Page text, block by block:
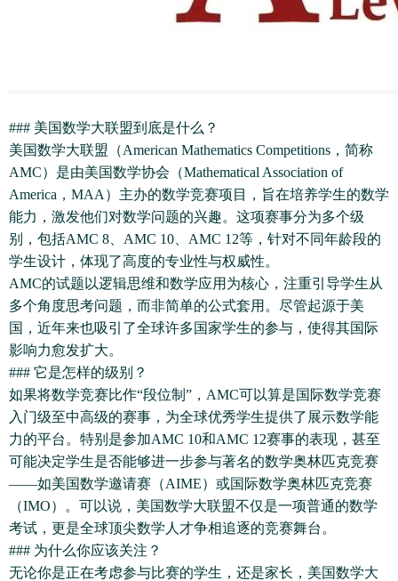
### 美国数学大联盟到底是什么？
美国数学大联盟（American Mathematics Competitions，简称
AMC）是由美国数学协会（Mathematical Association of
America，MAA）主办的数学竞赛项目，旨在培养学生的数学
能力，激发他们对数学问题的兴趣。这项赛事分为多个级
别，包括AMC 8、AMC 10、AMC 12等，针对不同年龄段的
学生设计，体现了高度的专业性与权威性。
AMC的试题以逻辑思维和数学应用为核心，注重引导学生从
多个角度思考问题，而非简单的公式套用。尽管起源于美
国，近年来也吸引了全球许多国家学生的参与，使得其国际
影响力愈发扩大。
### 它是怎样的级别？
如果将数学竞赛比作“段位制”，AMC可以算是国际数学竞赛
入门级至中高级的赛事，为全球优秀学生提供了展示数学能
力的平台。特别是参加AMC 10和AMC 12赛事的表现，甚至
可能决定学生是否能够进一步参与著名的数学奥林匹克竞赛
——如美国数学邀请赛（AIME）或国际数学奥林匹克竞赛
（IMO）。可以说，美国数学大联盟不仅是一项普通的数学
考试，更是全球顶尖数学人才争相追逐的竞赛舞台。
### 为什么你应该关注？
无论你是正在考虑参与比赛的学生，还是家长，美国数学大